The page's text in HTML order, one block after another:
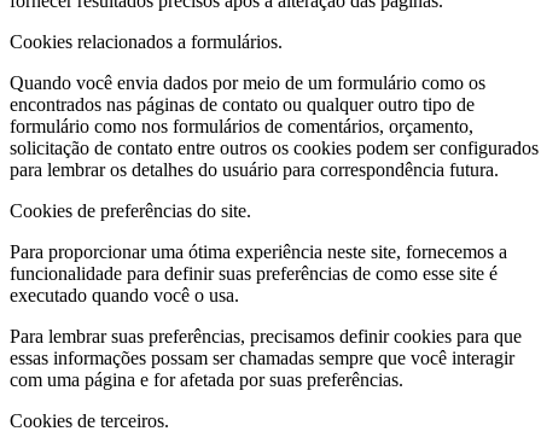
Cookies relacionados a formulários.
Quando você envia dados por meio de um formulário como os
encontrados nas páginas de contato ou qualquer outro tipo de
formulário como nos formulários de comentários, orçamento,
solicitação de contato entre outros os cookies podem ser configurados
para lembrar os detalhes do usuário para correspondência futura.
Cookies de preferências do site.
Para proporcionar uma ótima experiência neste site, fornecemos a
funcionalidade para definir suas preferências de como esse site é
executado quando você o usa.
Para lembrar suas preferências, precisamos definir cookies para que
essas informações possam ser chamadas sempre que você interagir
com uma página e for afetada por suas preferências.
Cookies de terceiros.